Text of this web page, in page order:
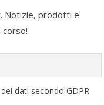
Notizie, prodotti e
corso!
dati secondo GDPR